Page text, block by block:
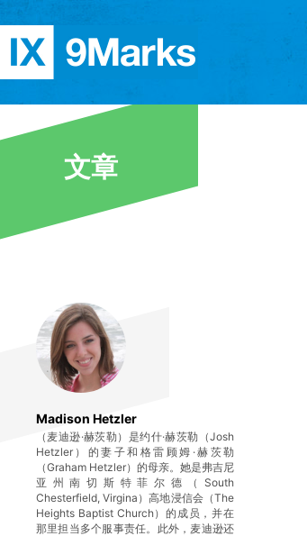
简体中文
文章
Madison Hetzler
（麦迪逊·赫茨勒）是约什·赫茨勒（Josh
Hetzler）的妻子和格雷顾姆·赫茨勒
（Graham Hetzler）的母亲。她是弗吉尼
亚州南切斯特菲尔德（South
Chesterfield, Virgina）高地浸信会（The
Heights Baptist Church）的成员，并在
那里担当多个服事责任。此外，麦迪逊还